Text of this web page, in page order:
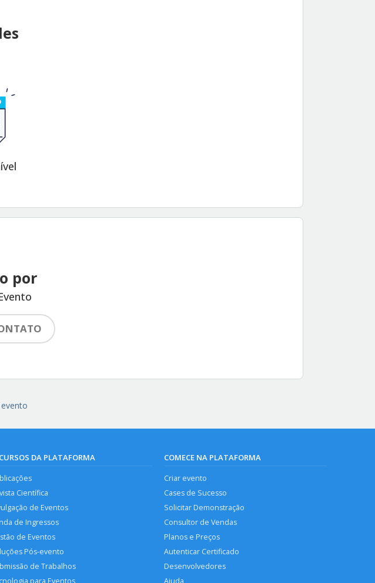
por
DA PLATAFORMA
Científica
de Eventos
de Ingressos
de Eventos
Pós-evento
de Trabalhos
para Eventos
COMECE NA PLATAFORMA
Criar evento
Cases de Sucesso
Solicitar Demonstração
Consultor de Vendas
Planos e Preços
Autenticar Certificado
Desenvolvedores
Ajuda